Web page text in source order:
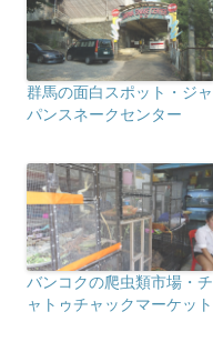
群馬の面白スポット・ジャ
パンスネークセンター
バンコクの爬虫類市場・チ
ャトゥチャックマーケット